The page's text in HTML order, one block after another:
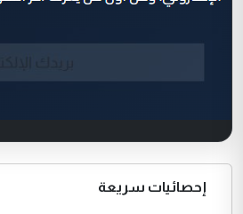
إحصائيات سريعة